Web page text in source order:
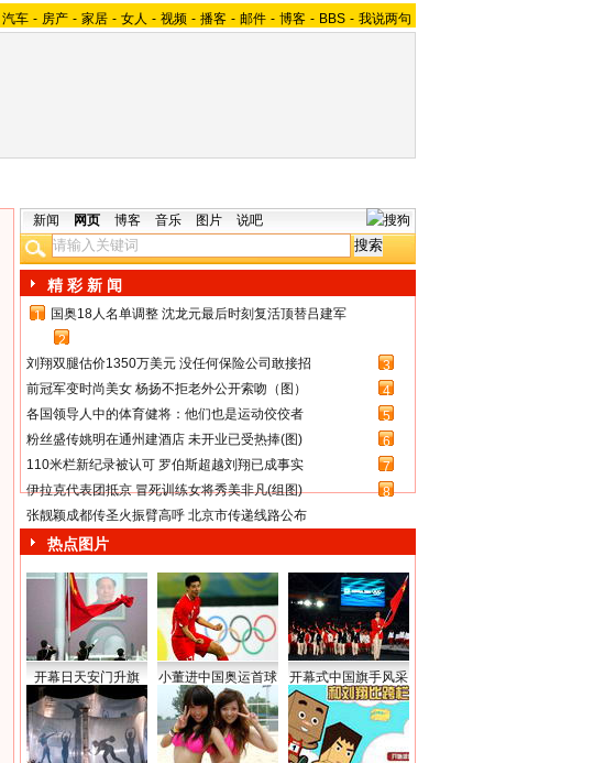
汽车 - 房产 - 家居 - 女人 - 视频 - 播客 - 邮件 - 博客 - BBS - 我说两句
新闻 网页 博客 音乐 图片 说吧
精 彩 新 闻
1
国奥18人名单调整 沈龙元最后时刻复活顶替吕建军
2
刘翔双腿估价1350万美元 没任何保险公司敢接招
3
前冠军变时尚美女 杨扬不拒老外公开索吻（图）
4
各国领导人中的体育健将：他们也是运动佼佼者
5
粉丝盛传姚明在通州建酒店 未开业已受热捧(图)
6
110米栏新纪录被认可 罗伯斯超越刘翔已成事实
7
伊拉克代表团抵京 冒死训练女将秀美非凡(组图)
8
张靓颖成都传圣火振臂高呼 北京市传递线路公布
热点图片
开幕日天安门升旗 小董进中国奥运首球 开幕式中国旗手风采